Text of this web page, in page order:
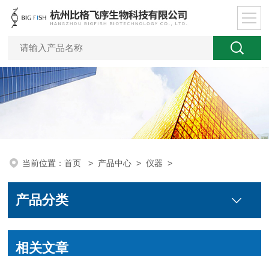
当前位置：首页 > 产品中心 >仪器 >
产品分类
相关文章